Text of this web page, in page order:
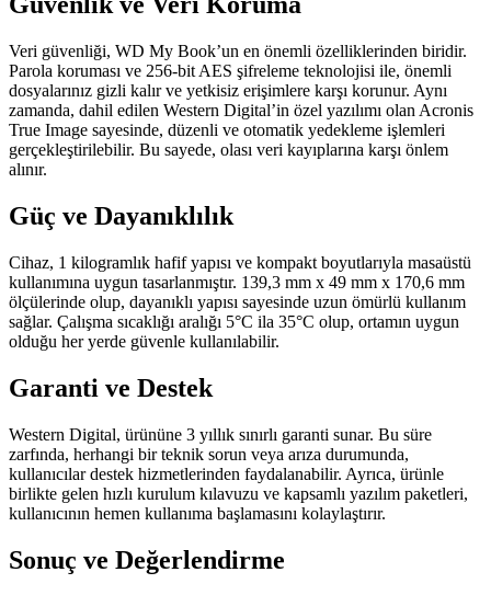
Veri güvenliği, WD My Book’un en önemli özelliklerinden biridir.
Parola koruması ve 256-bit AES şifreleme teknolojisi ile, önemli
dosyalarınız gizli kalır ve yetkisiz erişimlere karşı korunur. Aynı
zamanda, dahil edilen Western Digital’in özel yazılımı olan Acronis
True Image sayesinde, düzenli ve otomatik yedekleme işlemleri
gerçekleştirilebilir. Bu sayede, olası veri kayıplarına karşı önlem
alınır.
Güç ve Dayanıklılık
Cihaz, 1 kilogramlık hafif yapısı ve kompakt boyutlarıyla masaüstü
kullanımına uygun tasarlanmıştır. 139,3 mm x 49 mm x 170,6 mm
ölçülerinde olup, dayanıklı yapısı sayesinde uzun ömürlü kullanım
sağlar. Çalışma sıcaklığı aralığı 5°C ila 35°C olup, ortamın uygun
olduğu her yerde güvenle kullanılabilir.
Garanti ve Destek
Western Digital, ürününe 3 yıllık sınırlı garanti sunar. Bu süre
zarfında, herhangi bir teknik sorun veya arıza durumunda,
kullanıcılar destek hizmetlerinden faydalanabilir. Ayrıca, ürünle
birlikte gelen hızlı kurulum kılavuzu ve kapsamlı yazılım paketleri,
kullanıcının hemen kullanıma başlamasını kolaylaştırır.
Sonuç ve Değerlendirme